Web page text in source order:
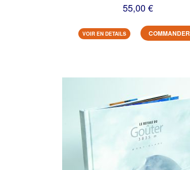
55,00 €
VOIR EN DETAILS COMMANDER